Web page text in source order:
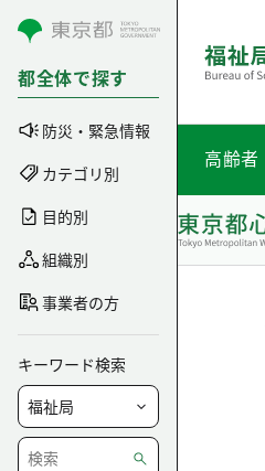
コンテンツにスキップ
都全体で探す
防災・緊急情報
カテゴリ別
目的別
組織別
事業者の方
キーワード検索
高齢者